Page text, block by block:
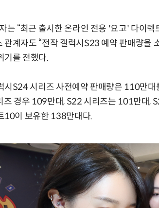
는 “최근 출시한 온라인 전용 '요고' 다이
관계자도 “전작 갤럭시S23 예약 판매량을
기를 전했다.
시S24 시리즈 사전예약 판매량은 110만
즈 경우 109만대, S22 시리즈는 101만대,
10이 보유한 138만대다.